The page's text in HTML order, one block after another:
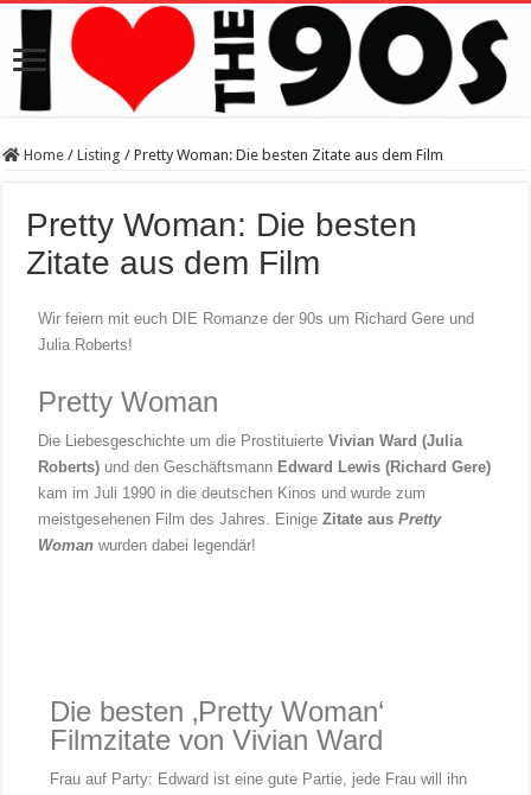
Home / Listing / Pretty Woman: Die besten Zitate aus dem Film
Pretty Woman: Die besten
Zitate aus dem Film
Wir feiern mit euch DIE Romanze der 90s um Richard Gere und
Julia Roberts!
Pretty Woman
Die Liebesgeschichte um die Prostituierte Vivian Ward (Julia
Roberts) und den Geschäftsmann Edward Lewis (Richard Gere)
kam im Juli 1990 in die deutschen Kinos und wurde zum
meistgesehenen Film des Jahres. EinigeZitate ausPretty
Womanwurden dabei legendär!
Die besten ‚Pretty Woman‘
Filmzitate von Vivian Ward
Frau auf Party: Edward ist eine gute Partie, jede Frau will ihn